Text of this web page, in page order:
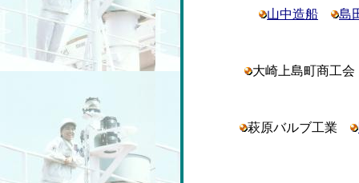
山中造船 島
大崎上島町商工
萩原バルブ工業